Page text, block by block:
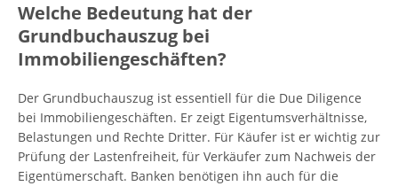
Welche Bedeutung hat der
Grundbuchauszug bei
Immobiliengeschäften?
Der Grundbuchauszug ist essentiell für die Due Diligence
bei Immobiliengeschäften. Er zeigt Eigentumsverhältnisse,
Belastungen und Rechte Dritter. Für Käufer ist er wichtig zur
Prüfung der Lastenfreiheit, für Verkäufer zum Nachweis der
Eigentümerschaft. Banken benötigen ihn auch für die